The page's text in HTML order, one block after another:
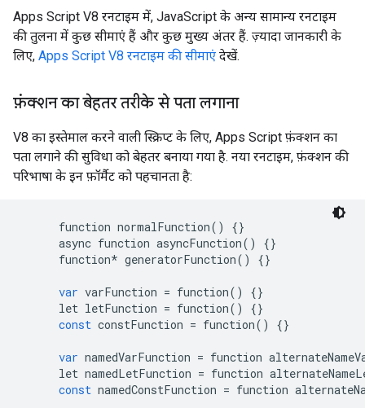
Apps Script V8 रनटाइम में, JavaScript के अन्य सामान्य रनटाइम
की तुलना में कुछ सीमाएं हैं और कुछ मुख्य अंतर हैं. ज़्यादा जानकारी के
लिए, Apps Script V8 रनटाइम की सीमाएं देखें.
फ़ंक्शन का बेहतर तरीके से पता लगाना
V8 का इस्तेमाल करने वाली स्क्रिप्ट के लिए, Apps Script फ़ंक्शन का
पता लगाने की सुविधा को बेहतर बनाया गया है. नया रनटाइम, फ़ंक्शन की
परिभाषा के इन फ़ॉर्मैट को पहचानता है:
function normalFunction()
{}
async function asyncFunction()
{}
function* generatorFunction() {}
var varFunction = function()
{}
let letFunction = function()
{}
const constFunction = function() {}
var namedVarFunction = function
let namedLetFunction = function
const namedConstFunction = function